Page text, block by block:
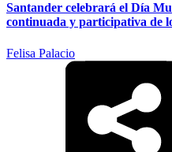
Santander celebrará el Día
continuada y participativa de
Felisa Palacio